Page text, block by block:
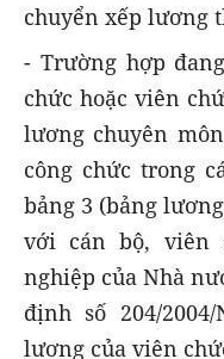
chuyển xếp lương
- Trường hợp
chức hoặc viên
lương chuyên
công chức trong
bảng 3 (bảng
với cán bộ, viên
nghiệp của Nhà
định số 204/
lương của viên